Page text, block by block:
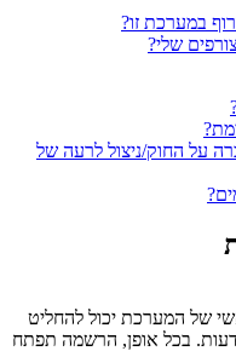
במערכת זו?
שלי?
על החוק/ניצול לרעה של
של המערכת יכול להחליט
בכל אופן, הרשמה תפתח